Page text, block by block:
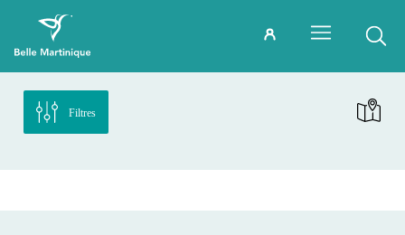
Filtres